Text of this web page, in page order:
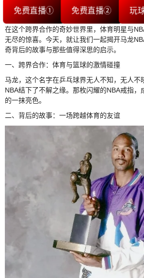
免费直播① 免费直播② 玩
在这个跨界合作的奇妙世界里，体育明星与
无尽的惊喜。今天，就让我们一起揭开马龙
奇背后的故事与那些值得深思的启示。
一、跨界合作：体育与篮球的激情碰撞
马龙，这个名字在乒乓球界无人不知，无人不
NBA结下了不解之缘。那枚闪耀的NBA戒指，
的一抹亮色。
二、背后的故事：一场跨越体育的友谊